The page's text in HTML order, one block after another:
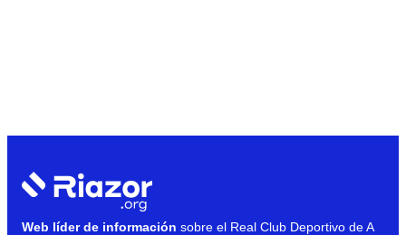
Web líder de información sobre el Real Club Deportivo de A